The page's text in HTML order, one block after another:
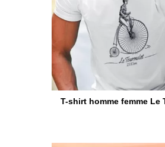
T-shirt homme femme Le